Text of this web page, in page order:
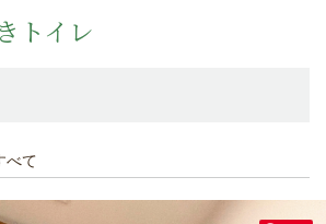
トイレ
べて